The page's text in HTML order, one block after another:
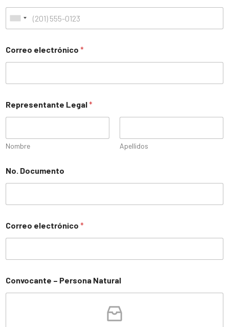
Correo electrónico *
Representante Legal*
Nombre Apellidos
No. Documento
Correo electrónico *
Convocante – Persona Natural